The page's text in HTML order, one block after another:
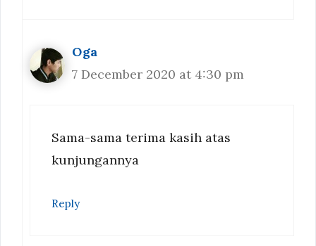
Oga
7 December 2020 at 4:30 pm
Sama-sama terima kasih atas
kunjungannya
Reply